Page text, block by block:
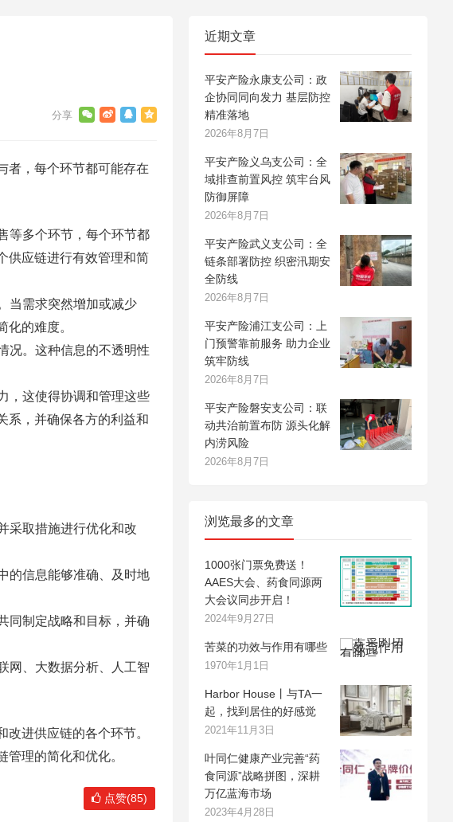
者，每个环节都可能存在
等多个环节，每个环节都
供应链进行有效管理和简
当需求突然增加或减少
的难度。
况。这种信息的不透明性
，这使得协调和管理这些
系，并确保各方的利益和
采取措施进行优化和改
的信息能够准确、及时地
同制定战略和目标，并确
网、大数据分析、人工智
进供应链的各个环节。
理的简化和优化。
点赞(85)
近期文章
平安产险永康支公司：政
企协同同向发力 基层防控
精准落地
2026年8月7日
平安产险义乌支公司：全
域排查前置风控 筑牢台风
防御屏障
2026年8月7日
平安产险武义支公司：全
链条部署防控 织密汛期安
全防线
2026年8月7日
平安产险浦江支公司：上
门预警靠前服务 助力企业
筑牢防线
2026年8月7日
平安产险磐安支公司：联
动共治前置布防 源头化解
内涝风险
2026年8月7日
浏览最多的文章
1000张门票免费送！
AAES大会、药食同源两
大会议同步开启！
2024年9月27日
苦菜的功效与作用有哪些
1970年1月1日
Harbor House丨与TA一
起，找到居住的好感觉
2021年11月3日
叶同仁健康产业完善“药
食同源”战略拼图，深耕
万亿蓝海市场
2023年4月28日